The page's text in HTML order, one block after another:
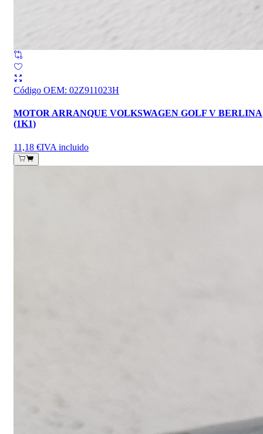
Código OEM: 02Z911023H
MOTOR ARRANQUE VOLKSWAGEN GOLF V BERLINA
(1K1)
11,18 €IVA incluido